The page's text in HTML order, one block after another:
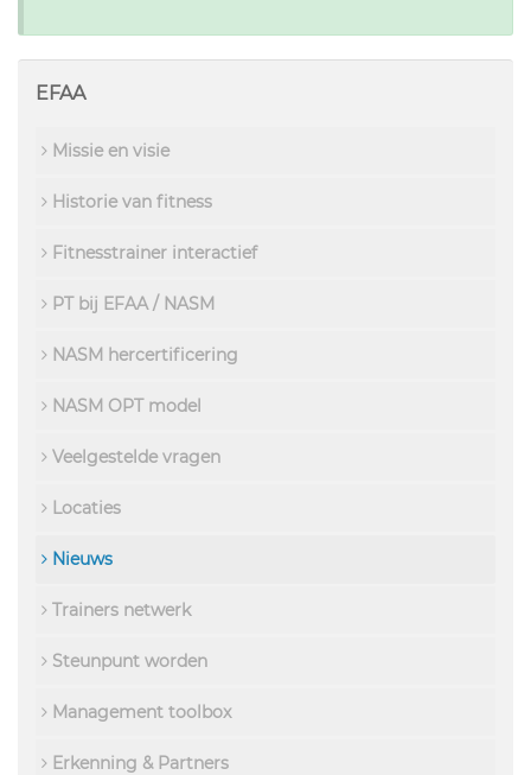
EFAA
Missie en visie
Historie van fitness
Fitnesstrainer interactief
PT bij EFAA / NASM
NASM hercertificering
NASM OPT model
Veelgestelde vragen
Locaties
Nieuws
Trainers netwerk
Steunpunt worden
Management toolbox
Erkenning & Partners